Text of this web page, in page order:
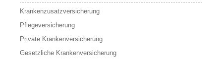
Krankenzusatzversicherung
Pflegeversicherung
Private Krankenversicherung
Gesetzliche Krankenversicherung